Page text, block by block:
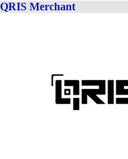
QRIS Merchant